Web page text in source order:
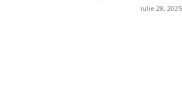
iulie 28, 2025